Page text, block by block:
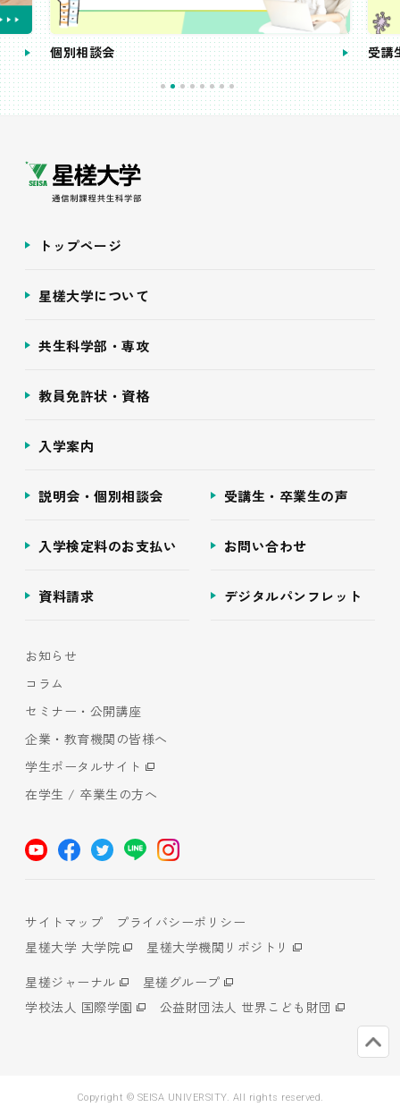
個別相談会 受講
トップページ
星槎大学について
共生科学部・専攻
教員免許状・資格
入学案内
説明会・個別相談会 受講生・卒業生の声
入学検定料のお支払い お問い合わせ
資料請求 デジタルパンフレット
お知らせ
コラム
セミナー・公開講座
企業・教育機関の皆様へ
学生ポータルサイト
在学生 / 卒業生の方へ
サイトマップ
プライバシーポリシー
星槎大学 大学院
星槎大学機関リポジトリ
星槎ジャーナル
星槎グループ
学校法人 国際学園
公益財団法人 世界こども財団
Copyright © SEISA UNIVERSITY. All rights reserved.